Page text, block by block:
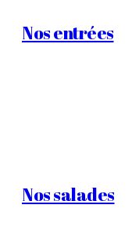
Nos entrées
Nos salades